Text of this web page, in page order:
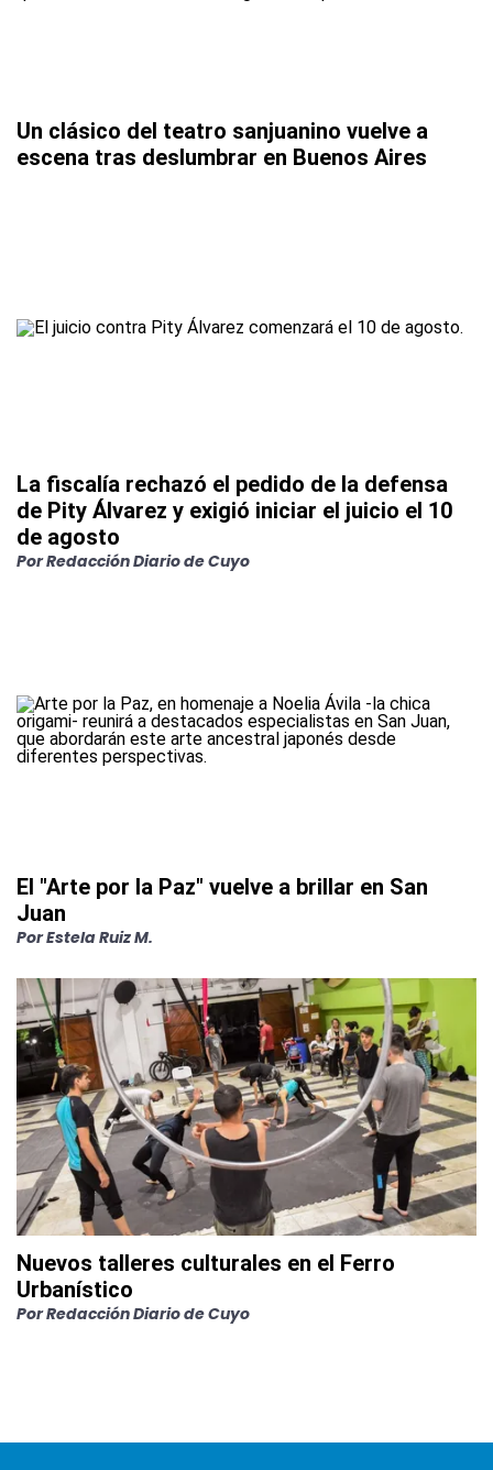
Un clásico del teatro sanjuanino vuelve a
escena tras deslumbrar en Buenos Aires
La fiscalía rechazó el pedido de la defensa
de Pity Álvarez y exigió iniciar el juicio el 10
de agosto
PorRedacción Diario de Cuyo
El "Arte por la Paz" vuelve a brillar en San
Juan
PorEstela Ruiz M.
Nuevos talleres culturales en el Ferro
Urbanístico
PorRedacción Diario de Cuyo